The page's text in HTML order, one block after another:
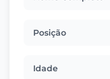
Posição
Idade